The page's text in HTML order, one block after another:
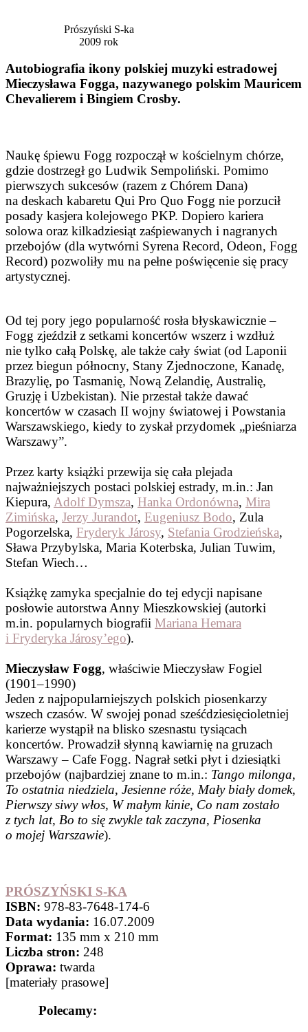
Prószyński S-ka
2009 rok
Autobiografia ikony polskiej muzyki estradowej
Mieczysława Fogga, nazywanego polskim Mauricem
Chevalierem i Bingiem Crosby.
Naukę śpiewu Fogg rozpoczął w kościelnym chórze,
gdzie dostrzegł go Ludwik Sempoliński. Pomimo
pierwszych sukcesów (razem z Chórem Dana)
na deskach kabaretu Qui Pro Quo Fogg nie porzucił
posady kasjera kolejowego PKP. Dopiero kariera
solowa oraz kilkadziesiąt zaśpiewanych i nagranych
przebojów (dla wytwórni Syrena Record, Odeon, Fogg
Record) pozwoliły mu na pełne poświęcenie się pracy
artystycznej.
Od tej pory jego popularność rosła błyskawicznie –
Fogg zjeździł z setkami koncertów wszerz i wzdłuż
nie tylko całą Polskę, ale także cały świat (od Laponii
przez biegun północny, Stany Zjednoczone, Kanadę,
Brazylię, po Tasmanię, Nową Zelandię, Australię,
Gruzję i Uzbekistan). Nie przestał także dawać
koncertów w czasach II wojny światowej i Powstania
Warszawskiego, kiedy to zyskał przydomek „pieśniarza
Warszawy”.
Przez karty książki przewija się cała plejada
najważniejszych postaci polskiej estrady, m.in.: Jan
Kiepura, Adolf Dymsza, Hanka Ordonówna, Mira
Zimińska, Jerzy Jurandot, Eugeniusz Bodo, Zula
Pogorzelska, Fryderyk Járosy, Stefania Grodzieńska,
Sława Przybylska, Maria Koterbska, Julian Tuwim,
Stefan Wiech…
Książkę zamyka specjalnie do tej edycji napisane
posłowie autorstwa Anny Mieszkowskiej (autorki
m.in. popularnych biografii Mariana Hemara
i Fryderyka Járosy’ego).
Mieczysław Fogg, właściwie Mieczysław Fogiel
(1901–1990)
Jeden z najpopularniejszych polskich piosenkarzy
wszech czasów. W swojej ponad sześćdziesięcioletniej
karierze wystąpił na blisko szesnastu tysiącach
koncertów. Prowadził słynną kawiarnię na gruzach
Warszawy – Cafe Fogg. Nagrał setki płyt i dziesiątki
przebojów (najbardziej znane to m.in.: Tango milonga,
To ostatnia niedziela, Jesienne róże, Mały biały domek,
Pierwszy siwy włos, W małym kinie, Co nam zostało
z tych lat, Bo to się zwykle tak zaczyna, Piosenka
o mojej Warszawie).
PRÓSZYŃSKI S-KA
ISBN: 978-83-7648-174-6
Data wydania: 16.07.2009
Format: 135 mm x 210 mm
Liczba stron: 248
Oprawa: twarda
[materiały prasowe]
Polecamy: